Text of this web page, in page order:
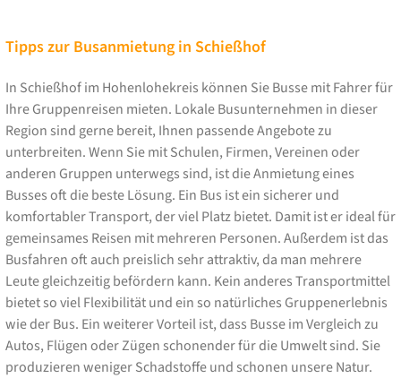
Tipps zur Busanmietung in Schießhof
In Schießhof im Hohenlohekreis können Sie Busse mit Fahrer für
Ihre Gruppenreisen mieten. Lokale Busunternehmen in dieser
Region sind gerne bereit, Ihnen passende Angebote zu
unterbreiten. Wenn Sie mit Schulen, Firmen, Vereinen oder
anderen Gruppen unterwegs sind, ist die Anmietung eines
Busses oft die beste Lösung. Ein Bus ist ein sicherer und
komfortabler Transport, der viel Platz bietet. Damit ist er ideal für
gemeinsames Reisen mit mehreren Personen. Außerdem ist das
Busfahren oft auch preislich sehr attraktiv, da man mehrere
Leute gleichzeitig befördern kann. Kein anderes Transportmittel
bietet so viel Flexibilität und ein so natürliches Gruppenerlebnis
wie der Bus. Ein weiterer Vorteil ist, dass Busse im Vergleich zu
Autos, Flügen oder Zügen schonender für die Umwelt sind. Sie
produzieren weniger Schadstoffe und schonen unsere Natur.